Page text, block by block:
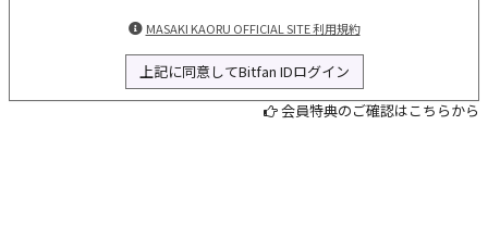
MASAKI KAORU OFFICIAL SITE 利用規約
上記に同意してBitfan IDログイン
会員特典のご確認はこちらから